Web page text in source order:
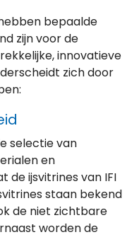
bepaalde
zijn voor de
innovatieve
zich door
selectie van
en
ijsvitrines van IFI
staan bekend
de niet zichtbare
worden de